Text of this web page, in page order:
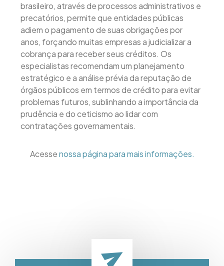
brasileiro, através de processos administrativos e
precatórios, permite que entidades públicas
adiem o pagamento de suas obrigações por
anos, forçando muitas empresas a judicializar a
cobrança para receber seus créditos. Os
especialistas recomendam um planejamento
estratégico e a análise prévia da reputação de
órgãos públicos em termos de crédito para evitar
problemas futuros, sublinhando a importância da
prudência e do ceticismo ao lidar com
contratações governamentais.
Acessenossa página para mais informações.